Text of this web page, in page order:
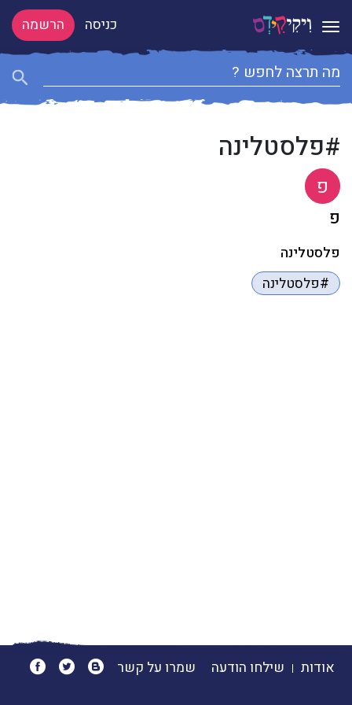
Toggle navigation כניסה הרשמה
#פלסטלינה
פ
פ
פלסטלינה
#פלסטלינה
אודות שילחו הודעה שמרו על קשר